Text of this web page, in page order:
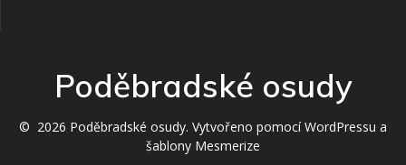
Poděbradské osudy
© 2026 Poděbradské osudy. Vytvořeno pomocí WordPressu a
šablony Mesmerize